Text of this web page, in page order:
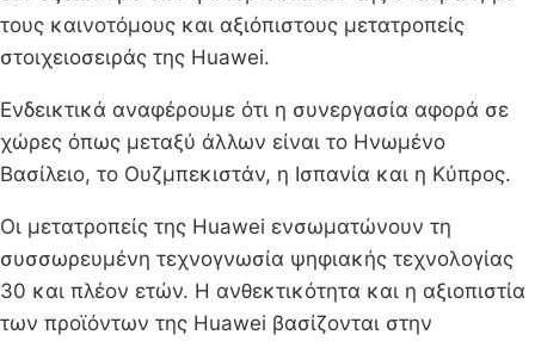
τους καινοτόμους και αξιόπιστους μετατροπείς
στοιχειοσειράς της Huawei.
Ενδεικτικά αναφέρουμε ότι η συνεργασία αφορά σε
χώρες όπως μεταξύ άλλων είναι το Ηνωμένο
Βασίλειο, το Ουζμπεκιστάν, η Ισπανία και η Κύπρος.
Οι μετατροπείς της Huawei ενσωματώνουν τη
συσσωρευμένη τεχνογνωσία ψηφιακής τεχνολογίας
30 και πλέον ετών. Η ανθεκτικότητα και η αξιοπιστία
των προϊόντων της Huawei βασίζονται στην